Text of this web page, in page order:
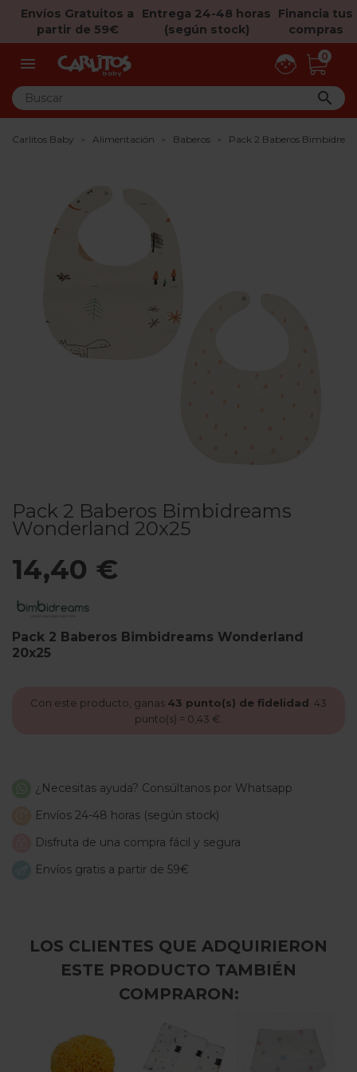
Envíos Gratuitos a
partir de 59€
Entrega 24-48 horas
(según stock)
Financia tus
compras
 0

Carlitos Baby Alimentación Baberos Pack 2 Baberos
Pack 2 Baberos Bimbidreams
Wonderland 20x25
14,40 €
Pack 2 Baberos Bimbidreams Wonderland
20x25
Con este producto, ganas 43 punto(s) de fidelidad 43
punto(s) = 0,43 €
¿Necesitas ayuda? Consúltanos por Whatsapp
Envíos 24-48 horas (según stock)
Disfruta de una compra fácil y segura
Envíos gratis a partir de 59€
LOS CLIENTES QUE ADQUIRIERON
ESTE PRODUCTO TAMBIÉN
COMPRARON: